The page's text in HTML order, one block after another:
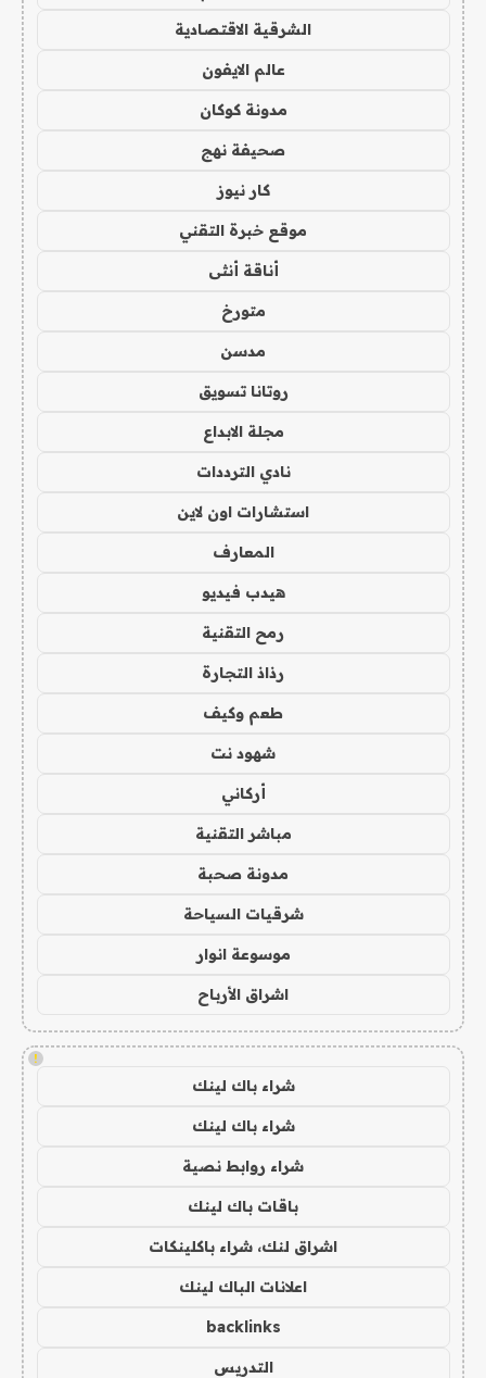
الشرقية الاقتصادية
عالم الايفون
مدونة كوكان
صحيفة نهج
كار نيوز
موقع خبرة التقني
أناقة أنثى
متورخ
مدسن
روتانا تسويق
مجلة الابداع
نادي الترددات
استشارات اون لاين
المعارف
هيدب فيديو
رمح التقنية
رذاذ التجارة
طعم وكيف
شهود نت
أركاني
مباشر التقنية
مدونة صحبة
شرقيات السياحة
موسوعة انوار
اشراق الأرباح
!
شراء باك لينك
شراء باك لينك
شراء روابط نصية
باقات باك لينك
اشراق لنك، شراء باكلينكات
اعلانات الباك لينك
backlinks
التدريس